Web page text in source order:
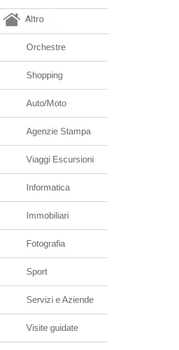
Altro
Orchestre
Shopping
Auto/Moto
Agenzie Stampa
Viaggi Escursioni
Informatica
Immobiliari
Fotografia
Sport
Servizi e Aziende
Visite guidate